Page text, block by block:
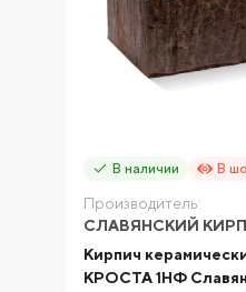
В наличии В
Производитель:
СЛАВЯНСКИЙ
Кирпич
КРОСТА 1НФ